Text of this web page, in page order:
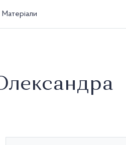
Матеріали